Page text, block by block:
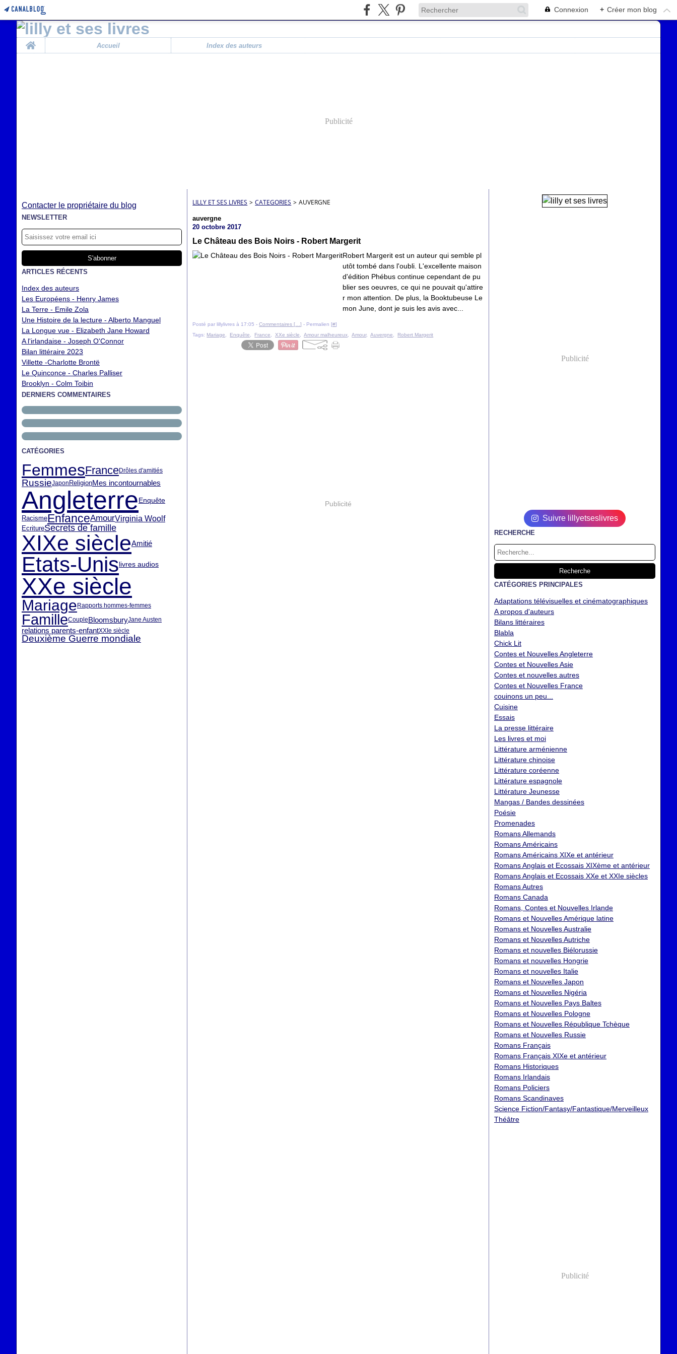
Connexion + Créer mon blog
Home
Accueil Index des auteurs
Publicité
Contacter le propriétaire du blog
NEWSLETTER
ARTICLES RÉCENTS
Index des auteurs
Les Européens - Henry James
La Terre - Emile Zola
Une Histoire de la lecture - Alberto Manguel
La Longue vue - Elizabeth Jane Howard
A l'irlandaise - Joseph O'Connor
Bilan littéraire 2023
Villette -Charlotte Brontë
Le Quinconce - Charles Palliser
Brooklyn - Colm Toibin
DERNIERS COMMENTAIRES
CATÉGORIES
FemmesFranceDrôles d'amitiés
RussieJapon ReligionMes incontournables
AngleterreEnquête
RacismeEnfanceAmourVirginia Woolf
EcritureSecrets de famille
XIXe siècleAmitié
Etats-Unislivres audios
XXe siècle
MariageRapports hommes-femmes
FamilleCoupleBloomsburyJane Austen
relations parents-enfantXXIe siècle
Deuxième Guerre mondiale
LILLY ET SES LIVRES > CATEGORIES > AUVERGNE
auvergne
20 octobre 2017
Le Château des Bois Noirs - Robert Margerit
Robert Margerit est un auteur qui semble pl
utôt tombé dans l'oubli. L'excellente maison
d'édition Phébus continue cependant de pu
blier ses oeuvres, ce qui ne pouvait qu'attire
r mon attention. De plus, la Booktubeuse Le
mon June, dont je suis les avis avec...
Posté par lillylivres à 17:05 -Commentaires [ …] - Permalien [#]
Tags: Mariage Enquête France XXe siècle ,Amour malheureux ,Amour,Auvergne Robert Margerit
Publicité
Publicité
Suivre lillyetseslivres
RECHERCHE
CATÉGORIES PRINCIPALES
Adaptations télévisuelles et cinématographiques
A propos d'auteurs
Bilans littéraires
Blabla
Chick Lit
Contes et Nouvelles Angleterre
Contes et Nouvelles Asie
Contes et nouvelles autres
Contes et Nouvelles France
couinons un peu...
Cuisine
Essais
La presse littéraire
Les livres et moi
Littérature arménienne
Littérature chinoise
Littérature coréenne
Littérature espagnole
Littérature Jeunesse
Mangas / Bandes dessinées
Poésie
Promenades
Romans Allemands
Romans Américains
Romans Américains XIXe et antérieur
Romans Anglais et Ecossais XIXème et antérieur
Romans Anglais et Ecossais XXe et XXIe siècles
Romans Autres
Romans Canada
Romans, Contes et Nouvelles Irlande
Romans et Nouvelles Amérique latine
Romans et Nouvelles Australie
Romans et Nouvelles Autriche
Romans et nouvelles Biélorussie
Romans et nouvelles Hongrie
Romans et nouvelles Italie
Romans et Nouvelles Japon
Romans et Nouvelles Nigéria
Romans et Nouvelles Pays Baltes
Romans et Nouvelles Pologne
Romans et Nouvelles République Tchèque
Romans et Nouvelles Russie
Romans Français
Romans Français XIXe et antérieur
Romans Historiques
Romans Irlandais
Romans Policiers
Romans Scandinaves
Science Fiction/Fantasy/Fantastique/Merveilleux
Théâtre
Publicité